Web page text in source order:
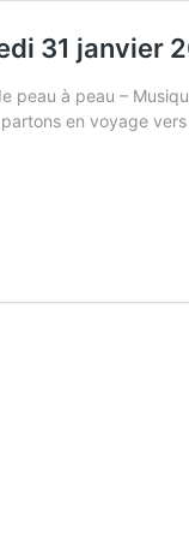
31 janvier
peau à peau –
en voyage